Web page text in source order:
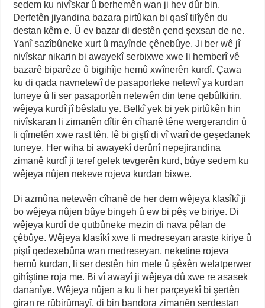
sedem ku nivîskar û berhemên wan ji hev dûr bin.
Derfetên jiyandina bazara pirtûkan bi qasî tilîyên du
destan kêm e. Û ev bazar di destên çend şexsan de ne.
Yanî sazîbûneke xurt û mayînde çênebûye. Ji ber wê jî
nivîskar nikarin bi awayekî serbixwe xwe li hemberî vê
bazarê biparêze û bigihîje hemû xwînerên kurdî. Çawa
ku di qada navnetewî de pasaporteke netewî ya kurdan
tuneye û li ser pasaportên netewên din tene qebûlkirin,
wêjeya kurdî jî bêstatu ye. Belkî yek bi yek pirtûkên hin
nivîskaran li zimanên dîtir ên cîhanê têne wergerandin û
li qîmetên xwe rast tên, lê bi giştî di vî warî de geşedanek
tuneye. Her wiha bi awayekî derûnî nepejirandina
zimanê kurdî ji teref gelek tevgerên kurd, bûye sedem ku
wêjeya nûjen nekeve rojeva kurdan bixwe.
Di azmûna netewên cîhanê de her dem wêjeya klasîkî ji
bo wêjeya nûjen bûye bingeh û ew bi pêş ve biriye. Di
wêjeya kurdî de qutbûneke mezin di nava pêlan de
çêbûye. Wêjeya klasîkî xwe li medreseyan araste kiriye û
piştî qedexebûna wan medreseyan, neketine rojeva
hemû kurdan, li ser destên hin mele û şêxên welatperwer
gihîştine roja me. Bi vî awayî ji wêjeya dû xwe re asasek
dananîye. Wêjeya nûjen a ku li her parçeyekî bi şertên
giran re rûbirûmayî, di bin bandora zimanên serdestan